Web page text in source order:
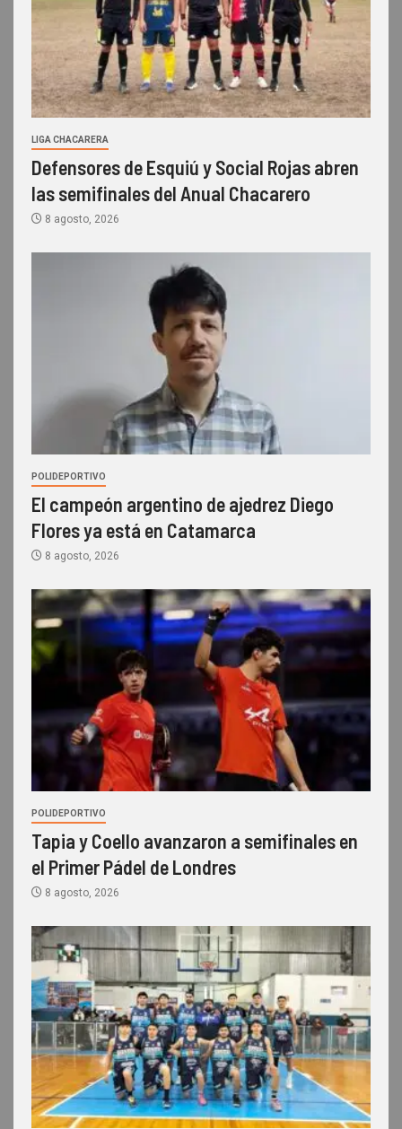
LIGA CHACARERA
Defensores de Esquiú y Social Rojas abren
las semifinales del Anual Chacarero
8 agosto, 2026
POLIDEPORTIVO
El campeón argentino de ajedrez Diego
Flores ya está en Catamarca
8 agosto, 2026
POLIDEPORTIVO
Tapia y Coello avanzaron a semifinales en
el Primer Pádel de Londres
8 agosto, 2026